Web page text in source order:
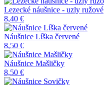
Lezecké náušnice - uzly ružové
8,40 €
Náušnice Líška červené
8,50 €
Náušnice Mašličky
8,50 €